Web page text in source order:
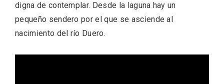
digna de contemplar. Desde la laguna hay un
pequeño sendero por el que se asciende al
nacimiento del río Duero.
Itinerarios musicales en San Miguel del
Pino 2026